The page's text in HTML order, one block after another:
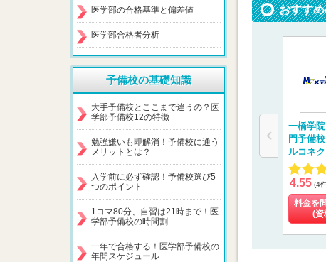
おすす
一橋学
門予備
ルコネク
4.55 (4
料金を
(資
医学部の合格基準と偏差値
医学部合格者分析
予備校の基礎知識
大手予備校とここまで違うの？医
学部予備校12の特徴
勉強嫌いも即解消！予備校に通う
メリットとは？
入学前に必ず確認！予備校選び5
つのポイント
1コマ80分、自習は21時まで！医
学部予備校の時間割
一年で合格する！医学部予備校の
年間スケジュール